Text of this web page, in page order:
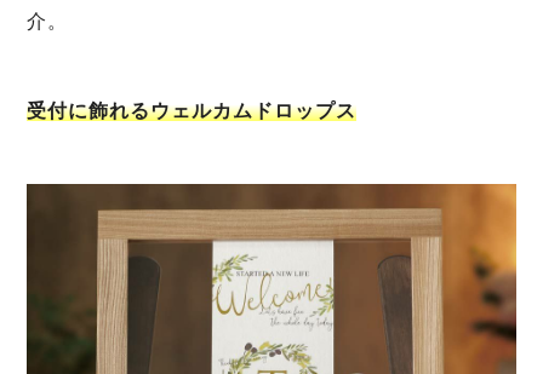
介。
受付に飾れるウェルカムドロップス